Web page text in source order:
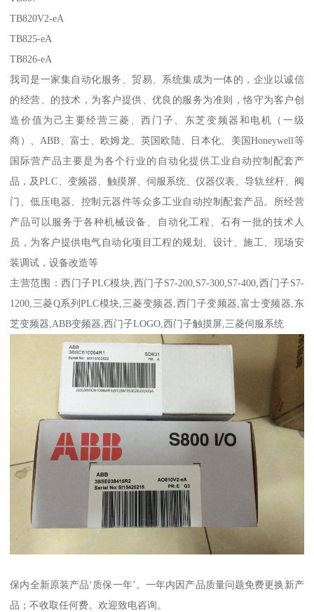
TB820V2-eA
TB825-eA
TB826-eA
我司是一家集自动化服务、贸易、系统集成为一体的，企业以诚信
的经营、的技术，为客户提供、优良的服务为准则，恪守为客户创
造价值为己主要经营三菱、西门子、东芝变频器和电机（一级
商）、ABB、富士、欧姆龙、英国欧陆、日本化、美国Honeywell等
国际营产品主要是为各个行业的自动化提供工业自动控制配套产
品，及PLC、变频器、触摸屏、伺服系统、仪器仪表、导轨丝杆、阀
门、低压电器、控制元器件等众多工业自动控制配套产品。所经营
产品可以服务于各种机械设备、自动化工程、石有一批的技术人
员，为客户提供电气自动化项目工程的规划、设计、施工、现场安
装调试，设备改造等
主营范围：西门子PLC模块,西门子S7-200,S7-300,S7-400,西门子S7-
1200,三菱Q系列PLC模块,三菱变频器,西门子变频器,富士变频器,东
芝变频器,ABB变频器,西门子LOGO,西门子触摸屏,三菱伺服系统
保内全新原装产品‘质保一年’。一年内因产品质量问题免费更换新产
品；不收取任何费。欢迎致电咨询。